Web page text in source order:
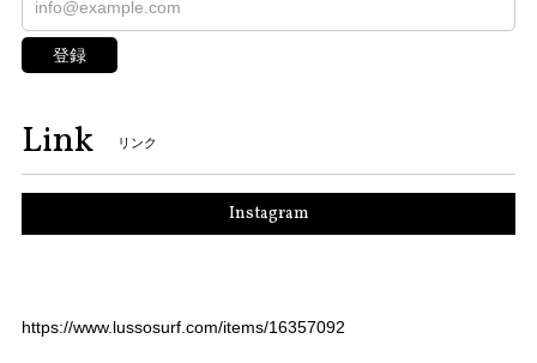
登録
Link リンク
Instagram
https://www.lussosurf.com/items/16357092